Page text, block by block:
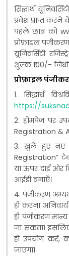
सिद्धार्थ
प्रवेश प्राप्त
पहले छात्र को
प्रोफ़ाइल पंजीकरण
यूनिवर्सिटी
शुल्क ₹100/-
प्रोफ़ाइल
1. सिद्धार्थ
https://
2. होमपेज पर
Registration &
3. खुले हुए नए
Registration”
या ऊपर दाईं ओर
आईडी बनाएँ।
4. पंजीकरण
ही करना
ही पंजीकरण
जा सकता।
ही उपयोग करें,
जाएगा।